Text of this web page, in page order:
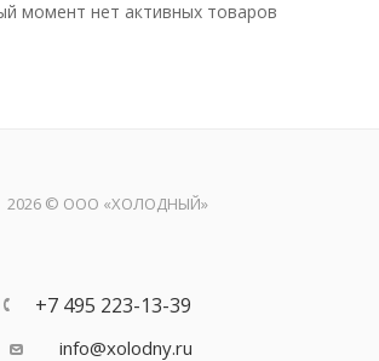
момент нет активных товаров
2026 © ООО «ХОЛОДНЫЙ»
+7 495 223-13-39
info@xolodny.ru